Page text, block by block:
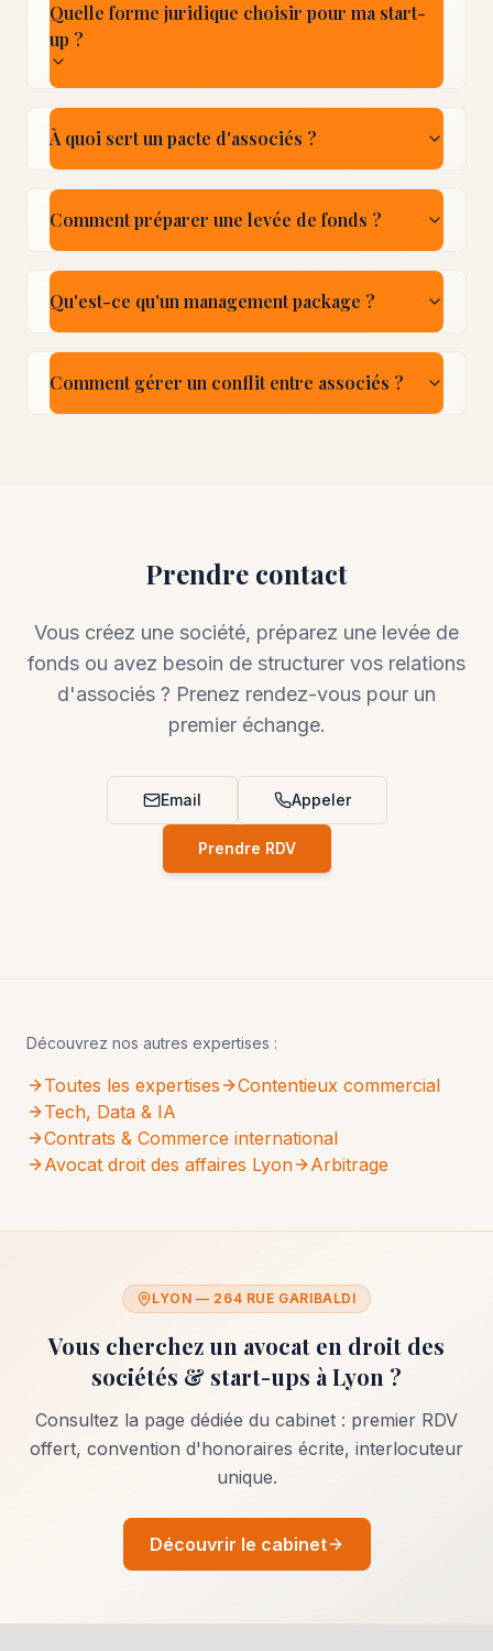
Quelle forme juridique choisir pour ma start-
up ?
À quoi sert un pacte d'associés ?
Comment préparer une levée de fonds ?
Qu'est-ce qu'un management package ?
Comment gérer un conflit entre associés ?
Prendre contact
Vous créez une société, préparez une levée de
fonds ou avez besoin de structurer vos relations
d'associés ? Prenez rendez-vous pour un
premier échange.
Email Appeler
Prendre RDV
Découvrez nos autres expertises :
Toutes les expertises
Contentieux commercial
Tech, Data & IA
Contrats & Commerce international
Avocat droit des affaires Lyon
Arbitrage
LYON — 264 RUE GARIBALDI
Vous cherchez un avocat en droit des
sociétés & start-ups à Lyon ?
Consultez la page dédiée du cabinet : premier RDV
offert, convention d'honoraires écrite, interlocuteur
unique.
Découvrir le cabinet